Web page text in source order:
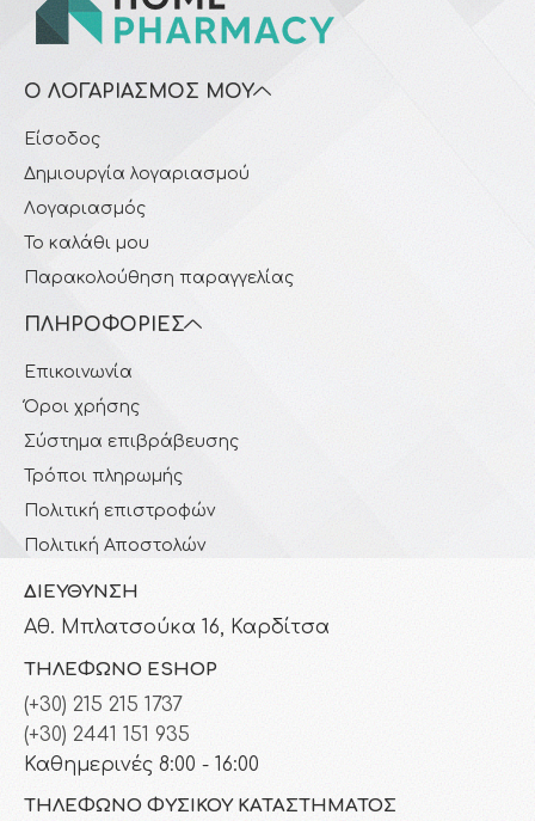
Ο ΛΟΓΑΡΙΑΣΜΌΣ ΜΟΥ
Είσοδος
Δημιουργία λογαριασμού
Λογαριασμός
Το καλάθι μου
Παρακολούθηση παραγγελίας
ΠΛΗΡΟΦΟΡΊΕΣ
Επικοινωνία
Όροι χρήσης
Σύστημα επιβράβευσης
Τρόποι πληρωμής
Πολιτική επιστροφών
Πολιτική Αποστολών
ΔΙΕΎΘΥΝΣΗ
Αθ. Μπλατσούκα 16, Καρδίτσα
ΤΗΛΈΦΩΝΟ ESHOP
(+30) 215 215 1737
(+30) 2441 151 935
Καθημερινές 8:00 - 16:00
ΤΗΛΈΦΩΝΟ ΦΥΣΙΚΟΎ ΚΑΤΑΣΤΉΜΑΤΟΣ